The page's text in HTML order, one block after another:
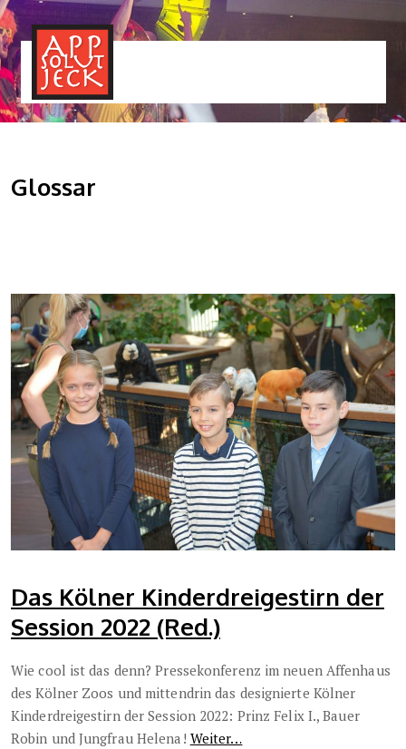
Glossar
Das Kölner Kinderdreigestirn der
Session 2022 (Red.)
Wie cool ist das denn? Pressekonferenz im neuen Affenhaus
des Kölner Zoos und mittendrin das designierte Kölner
Kinderdreigestirn der Session 2022: Prinz Felix I., Bauer
Robin und Jungfrau Helena! Weiter…